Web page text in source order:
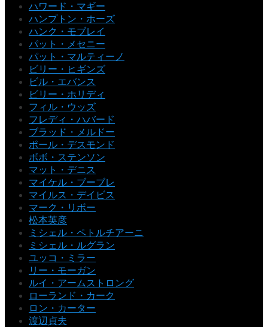
ハワード・マギー
ハンプトン・ホーズ
ハンク・モブレイ
パット・メセニー
パット・マルティーノ
ビリー・ヒギンズ
ビル・エバンス
ビリー・ホリディ
フィル・ウッズ
フレディ・ハバード
ブラッド・メルドー
ポール・デスモンド
ボボ・ステンソン
マット・デニス
マイケル・ブーブレ
マイルス・デイビス
マーク・リボー
松本英彦
ミシェル・ペトルチアーニ
ミシェル・ルグラン
ユッコ・ミラー
リー・モーガン
ルイ・アームストロング
ローランド・カーク
ロン・カーター
渡辺貞夫